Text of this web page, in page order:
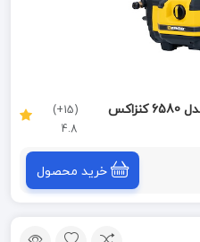
کارواش 180 بار 2100 وات دینامی مدل 6580 کنزاکس
(15+)
4.8
خرید محصول